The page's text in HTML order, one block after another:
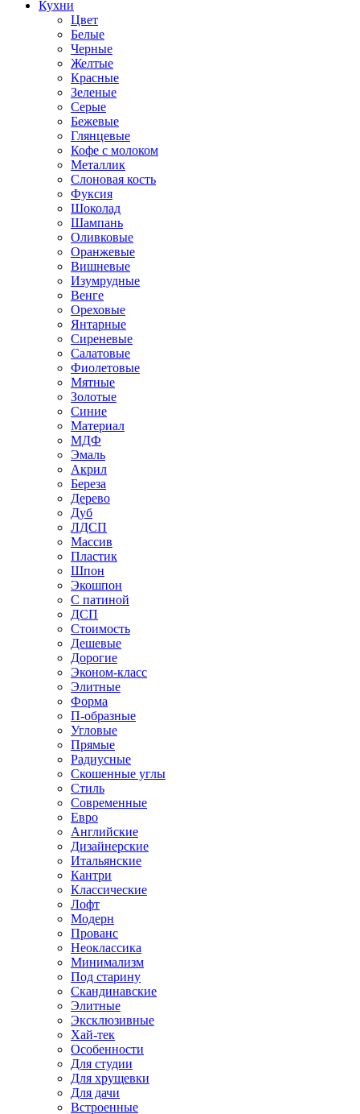
Кухни
Цвет
Белые
Черные
Желтые
Красные
Зеленые
Серые
Бежевые
Глянцевые
Кофе с молоком
Металлик
Слоновая кость
Фуксия
Шоколад
Шампань
Оливковые
Оранжевые
Вишневые
Изумрудные
Венге
Ореховые
Янтарные
Сиреневые
Салатовые
Фиолетовые
Мятные
Золотые
Синие
Материал
МДФ
Эмаль
Акрил
Береза
Дерево
Дуб
ЛДСП
Массив
Пластик
Шпон
Экошпон
С патиной
ДСП
Стоимость
Дешевые
Дорогие
Эконом-класс
Элитные
Форма
П-образные
Угловые
Прямые
Радиусные
Скошенные углы
Стиль
Современные
Евро
Английские
Дизайнерские
Итальянские
Кантри
Классические
Лофт
Модерн
Прованс
Неоклассика
Минимализм
Под старину
Скандинавские
Элитные
Эксклюзивные
Хай-тек
Особенности
Для студии
Для хрущевки
Для дачи
Встроенные